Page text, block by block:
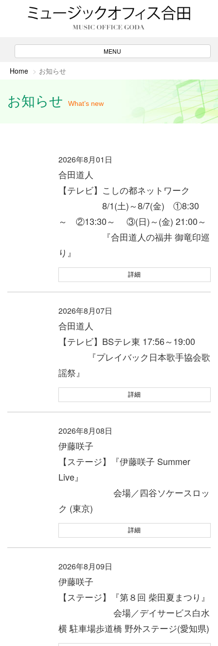
ナ
ビ
MENU
Home お知らせ
お知らせ What’s new
2026年8月01日
合田道人
【テレビ】 こしの都ネットワーク
8/1(土)～8/7(金) ①8:30
～ ②13:30～ ③(日)～(金) 21:00～
『合田道人の福井 御竜印巡
り』
詳細
2026年8月07日
合田道人
【テレビ】BSテレ東 17:56～19:00
『プレイバック日本歌手協会歌
謡祭』
詳細
2026年8月08日
伊藤咲子
【ステージ】『伊藤咲子 Summer
Live』
会場／四谷ソケースロッ
ク (東京)
詳細
2026年8月09日
伊藤咲子
【ステージ】『第８回 柴田夏まつり』
会場／デイサービス白水
横 駐車場歩道橋 野外ステージ(愛知県)